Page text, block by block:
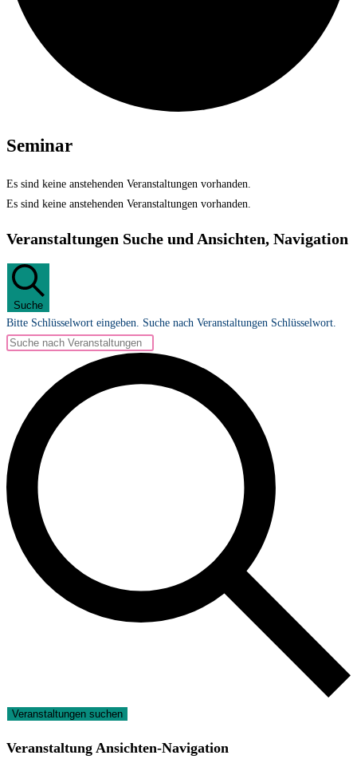
Seminar
Es sind keine anstehenden Veranstaltungen vorhanden.
Es sind keine anstehenden Veranstaltungen vorhanden.
Veranstaltungen Suche und Ansichten, Navigation
Suche
Bitte Schlüsselwort eingeben. Suche nach Veranstaltungen Schlüsselwort.
Veranstaltungen suchen
Veranstaltung Ansichten-Navigation